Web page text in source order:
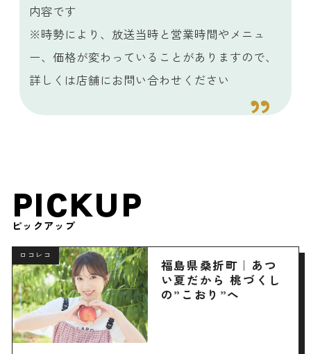
内容です
※時勢により、放送当時と営業時間やメニュ
ー、価格が変わっていることがありますので、
詳しくは店舗にお問い合わせください
PICKUP
ピックアップ
ロコレコ
福島県桑折町｜あつ
い夏だから 桃づくし
の”こおり”へ